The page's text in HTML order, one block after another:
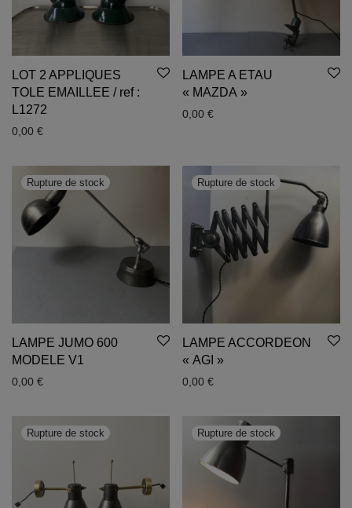
LOT 2 APPLIQUES
TOLE EMAILLEE / ref :
L1272
0,00 €
LAMPE A ETAU
« MAZDA »
0,00 €
LAMPE JUMO 600
MODELE V1
0,00 €
LAMPE ACCORDEON
« AGI »
0,00 €